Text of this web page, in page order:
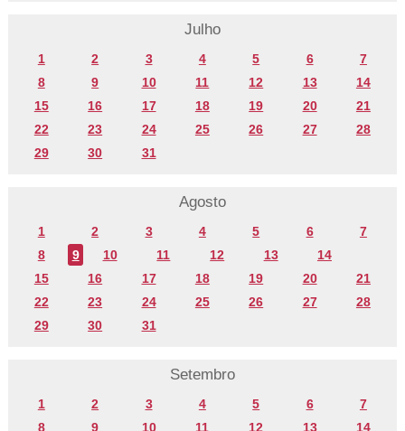
Julho
1 2 3 4 5 6
7
8
9 10 11 12 13
14
15
16 17 18 19 20
21
22
23 24 25 26 27
28
29
30 31
Agosto
1 2 3 4 5 6
7
8
9 10 11 12 13
14
15
16 17 18 19 20
21
22
23 24 25 26 27
28
29
30 31
Setembro
1 2 3 4 5 6
7
8
9 10 11 12 13 14